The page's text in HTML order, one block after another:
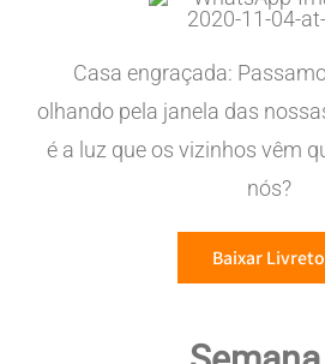
Casa engraçada:
olhando pela janela das
é a luz que os vizinhos vêm
nós?
Baixar Livreto